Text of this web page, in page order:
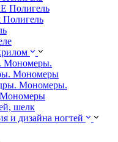
Полигель
Полигель
Мономеры.
Мономеры
Мономеры.
шелк
и дизайна ногтей